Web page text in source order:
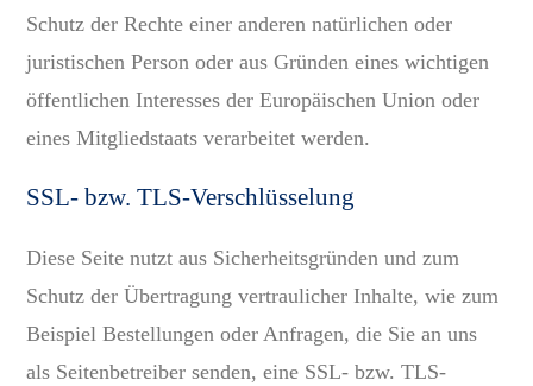
Schutz der Rechte einer anderen natürlichen oder
juristischen Person oder aus Gründen eines wichtigen
öffentlichen Interesses der Europäischen Union oder
eines Mitgliedstaats verarbeitet werden.
SSL- bzw. TLS-Verschlüsselung
Diese Seite nutzt aus Sicherheitsgründen und zum
Schutz der Übertragung vertraulicher Inhalte, wie zum
Beispiel Bestellungen oder Anfragen, die Sie an uns
als Seitenbetreiber senden, eine SSL- bzw. TLS-